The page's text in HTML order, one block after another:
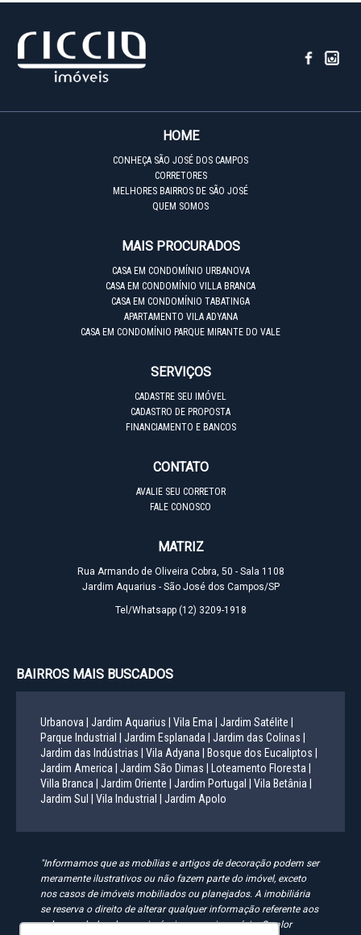
HOME
CONHEÇA SÃO JOSÉ DOS CAMPOS
CORRETORES
MELHORES BAIRROS DE SÃO JOSÉ
QUEM SOMOS
MAIS PROCURADOS
CASA EM CONDOMÍNIO URBANOVA
CASA EM CONDOMÍNIO VILLA BRANCA
CASA EM CONDOMÍNIO TABATINGA
APARTAMENTO VILA ADYANA
CASA EM CONDOMÍNIO PARQUE MIRANTE DO VALE
SERVIÇOS
CADASTRE SEU IMÓVEL
CADASTRO DE PROPOSTA
FINANCIAMENTO E BANCOS
CONTATO
AVALIE SEU CORRETOR
FALE CONOSCO
MATRIZ
Rua Armando de Oliveira Cobra, 50 - Sala 1108
Jardim Aquarius - São José dos Campos/SP
Tel/Whatsapp (12) 3209-1918
BAIRROS MAIS BUSCADOS
Urbanova | Jardim Aquarius | Vila Ema |
Jardim Satélite |
Parque Industrial |
Jardim Esplanada |
Jardim das Colinas |
Jardim das Indústrias |
Vila Adyana |
Bosque dos Eucaliptos |
Jardim America |
Jardim São Dimas |
Loteamento Floresta |
Villa Branca |
Jardim Oriente | Jardim Portugal |
Vila Betânia |
Jardim Sul |
Vila Industrial | Jardim Apolo
"Informamos que as mobílias e artigos de decoração podem ser
meramente ilustrativos ou não fazem parte do imóvel, exceto
nos casos de imóveis mobiliados ou planejados. A imobiliária
se reserva o direito de alterar qualquer informação referente aos
valores e dados de seus imóveis sem aviso prévio. O valor